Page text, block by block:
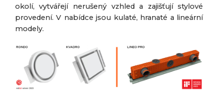
okolí, vytvářejí nerušený vzhled a zajišťují stylové
provedení. V nabídce jsou kulaté, hranaté a lineární
modely.